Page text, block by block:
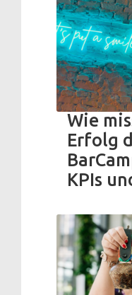
Wie
Erfolg
KPIs